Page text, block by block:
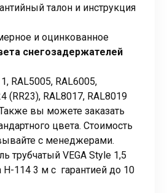
талон и инструкция
и оцинкованное
снегозадержателей
RAL5005, RAL6005,
(RR23), RAL8017, RAL8019
вы можете заказать
цвета. Стоимость
с менеджерами.
трубчатый VEGA Style 1,5
Н-114 3 м с гарантией до 10